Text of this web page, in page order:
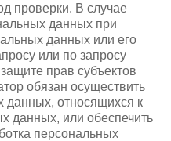
проверки. В случае
данных при
данных или его
или по запросу
прав субъектов
обязан осуществить
данных, относящихся к
данных, или обеспечить
персональных